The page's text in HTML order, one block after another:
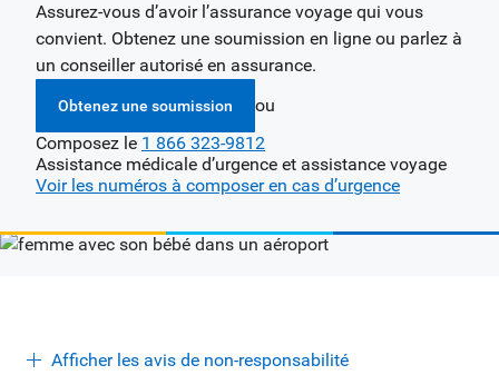
Assurez-vous d’avoir l’assurance voyage qui vous
convient. Obtenez une soumission en ligne ou parlez à
un conseiller autorisé en assurance.
Obtenez une soumission
ou
Composez le 1 866 323-9812
Assistance médicale d’urgence et assistance voyage
Voir les numéros à composer en cas d’urgence
Afficher les avis de non-responsabilité